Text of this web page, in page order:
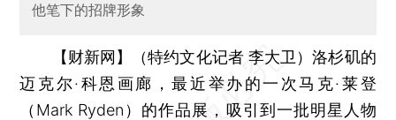
他笔下的招牌形象
【财新网】（特约文化记者 李大卫）洛杉矶的
迈克尔·科恩画廊，最近举办的一次马克·莱登
（Mark Ryden）的作品展，吸引到一批明星人物